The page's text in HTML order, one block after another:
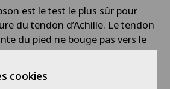
est le test le plus sûr pour
du tendon d’Achille. Le tendon
du pied ne bouge pas vers le
pendent librement en position
cookies